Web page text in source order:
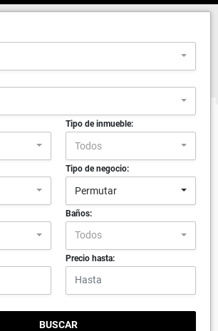
Tipo de inmueble:
Todos
Tipo de negocio:
Permutar
Baños:
Todos
Precio hasta:
BUSCAR